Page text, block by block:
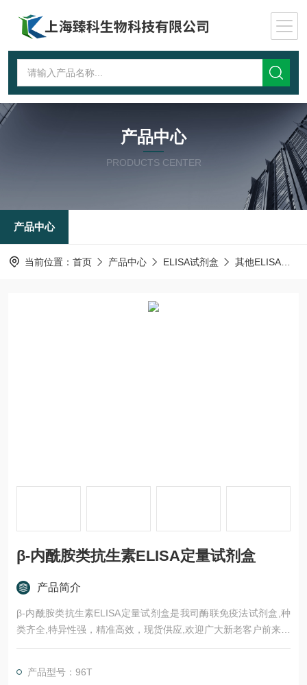
产品中心
PRODUCTS CENTER
产品中心
当前位置： 首页 产品中心 ELISA试剂盒 其他ELISA试剂盒
β-内酰胺类抗生素ELISA定量试剂盒
产品简介
β-内酰胺类抗生素ELISA定量试剂盒是我司酶联免疫法试剂盒,种
类齐全,特异性强，精准高效，现货供应,欢迎广大新老客户前来选
购。
产品型号：96T